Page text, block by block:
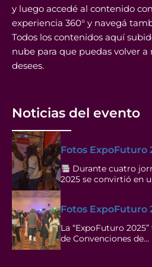
y luego accedé al contenido
experiencia 360° y navegá
Todos los contenidos aquí
nube para que puedas volver a
desees.
Noticias del evento
Fotos ExpoFuturo
Durante cuatro
2025 se convirtió en
Fotos ExpoFuturo
La “ExpoFuturo
de Convenciones de…